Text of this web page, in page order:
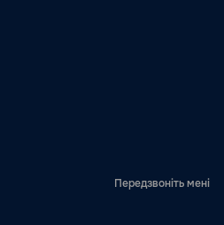
Передзвоніть мені